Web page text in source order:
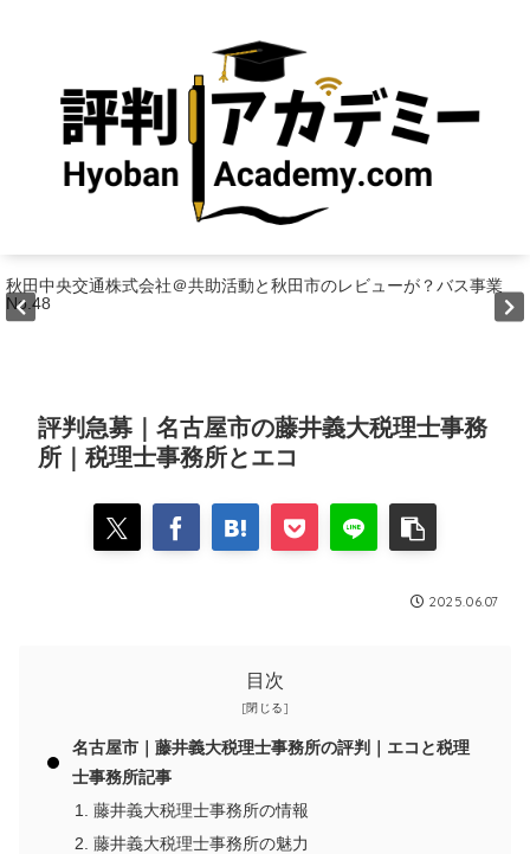
秋田中央交通株式会社＠共助活動と秋田市のレビューが？バス事業
No.48
評判急募｜名古屋市の藤井義大税理士事務
所｜税理士事務所とエコ
2025.06.07
目次
名古屋市｜藤井義大税理士事務所の評判｜エコと税理
士事務所記事
藤井義大税理士事務所の情報
藤井義大税理士事務所の魅力